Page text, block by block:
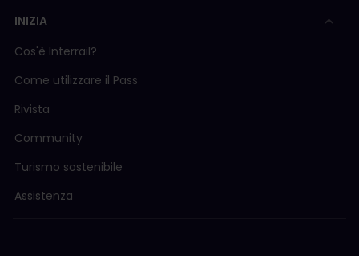
INIZIA
Cos'è Interrail?
Come utilizzare il Pass
Rivista
Community
Turismo sostenibile
Assistenza